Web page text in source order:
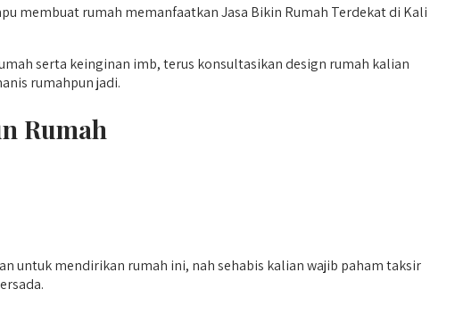
membuat rumah memanfaatkan Jasa Bikin Rumah Terdekat di Kali
serta keinginan imb, terus konsultasikan design rumah kalian
rumahpun jadi.
Rumah
untuk mendirikan rumah ini, nah sehabis kalian wajib paham taksir